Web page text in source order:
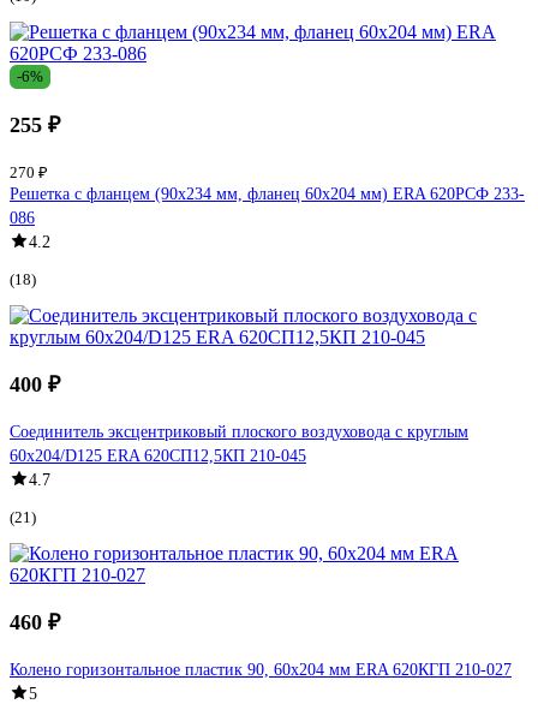
-6%
255 ₽
270 ₽
Решетка с фланцем (90х234 мм, фланец 60х204 мм) ERA 620РСФ 233-
086
4.2
(18)
400 ₽
Соединитель эксцентриковый плоского воздуховода с круглым
60х204/D125 ERA 620СП12,5КП 210-045
4.7
(21)
460 ₽
Колено горизонтальное пластик 90, 60х204 мм ERA 620КГП 210-027
5